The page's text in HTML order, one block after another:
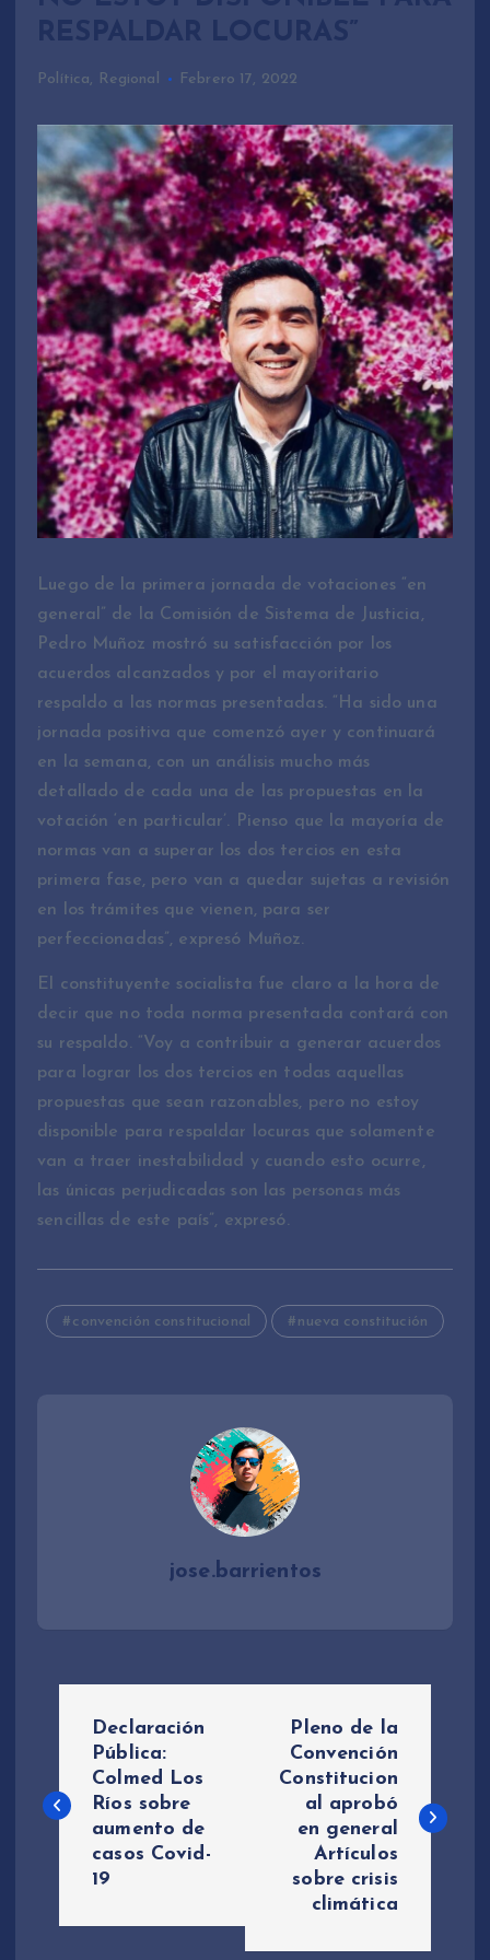
RESPALDAR LOCURAS”
Política, Regional Febrero 17, 2022
Luego de la primera jornada de votaciones “en
general” de la Comisión de Sistema de Justicia,
Pedro Muñoz mostró su satisfacción por los
acuerdos alcanzados y por el mayoritario
respaldo a las normas presentadas. “Ha sido una
jornada positiva que comenzó ayer y continuará
en la semana, con un análisis mucho más
detallado de cada una de las propuestas en la
votación ‘en particular’. Pienso que la mayoría de
normas van a superar los dos tercios en esta
primera fase, pero van a quedar sujetas a revisión
en los trámites que vienen, para ser
perfeccionadas”, expresó Muñoz.
El constituyente socialista fue claro a la hora de
decir que no toda norma presentada contará con
su respaldo. “Voy a contribuir a generar acuerdos
para lograr los dos tercios en todas aquellas
propuestas que sean razonables, pero no estoy
disponible para respaldar locuras que solamente
van a traer inestabilidad y cuando esto ocurre,
las únicas perjudicadas son las personas más
sencillas de este país”, expresó.
convención constitucional nueva constitución
jose.barrientos
v
g
Declaración
Pública:
Colmed Los
Ríos sobre
aumento de
casos Covid-
19
Pleno de la
Convención
Constitucion
al aprobó
en general
Artículos
sobre crisis
climática